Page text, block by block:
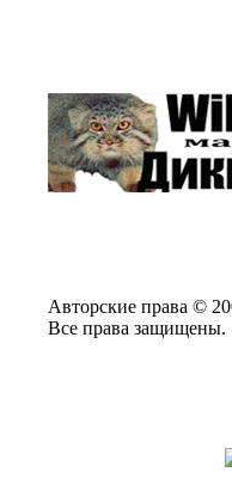
Авторские права ©
Все права защищены.